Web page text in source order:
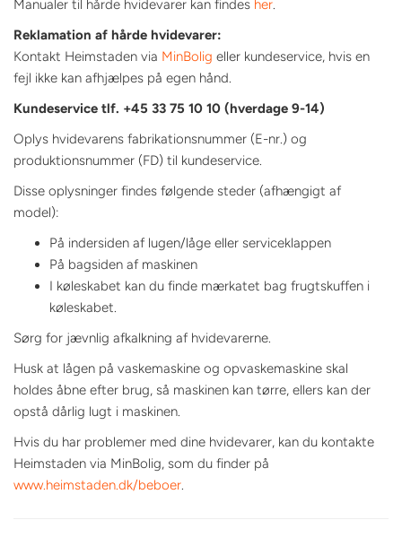
Manualer til hårde hvidevarer kan findes her
Reklamation af hårde hvidevarer:
Kontakt Heimstaden via MinBolig eller kundeservice, hvis en
fejl ikke kan afhjælpes på egen hånd.
Kundeservice tlf. +45 33 75 10 10 (hverdage 9-14)
Oplys hvidevarens fabrikationsnummer (E-nr.) og
produktionsnummer (FD) til kundeservice.
Disse oplysninger findes følgende steder (afhængigt af
model):
På indersiden af lugen/låge eller serviceklappen
På bagsiden af maskinen
I køleskabet kan du finde mærkatet bag frugtskuffen i
køleskabet.
Sørg for jævnlig afkalkning af hvidevarerne.
Husk at lågen på vaskemaskine og opvaskemaskine skal
holdes åbne efter brug, så maskinen kan tørre, ellers kan der
opstå dårlig lugt i maskinen.
Hvis du har problemer med dine hvidevarer, kan du kontakte
Heimstaden via MinBolig, som du finder på
www.heimstaden.dk/beboer